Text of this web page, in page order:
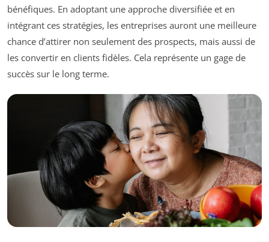
bénéfiques. En adoptant une approche diversifiée et en
intégrant ces stratégies, les entreprises auront une meilleure
chance d’attirer non seulement des prospects, mais aussi de
les convertir en clients fidèles. Cela représente un gage de
succès sur le long terme.